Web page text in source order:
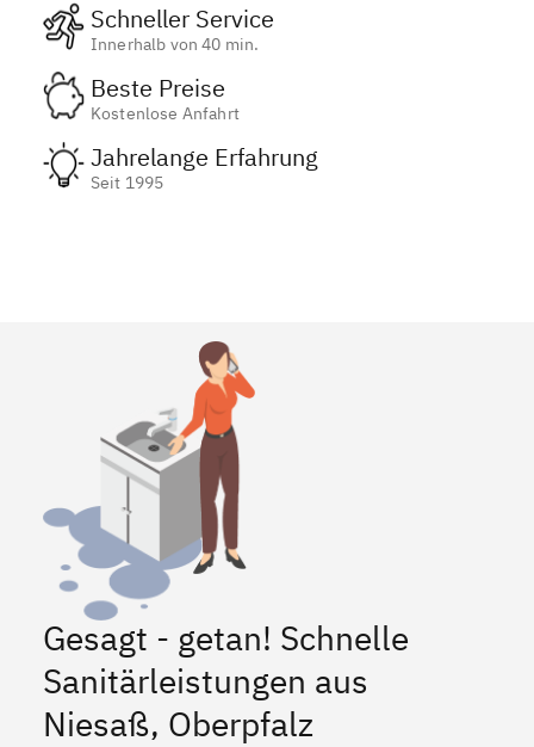
Schneller Service
Innerhalb von 40 min.
Beste Preise
Kostenlose Anfahrt
Jahrelange Erfahrung
Seit 1995
Gesagt - getan! Schnelle
Sanitärleistungen aus
Niesaß, Oberpfalz